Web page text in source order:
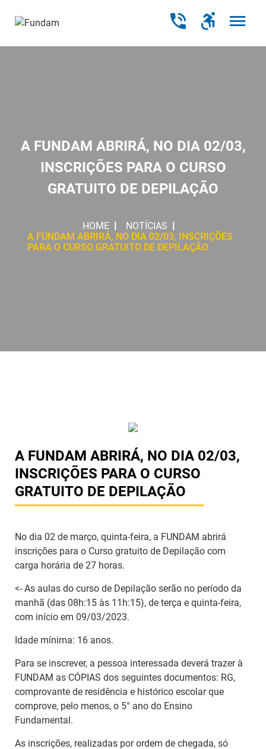
A FUNDAM ABRIRÁ, NO DIA 02/03,
INSCRIÇÕES PARA O CURSO
GRATUITO DE DEPILAÇÃO
HOME
NOTÍCIAS
A FUNDAM ABRIRÁ, NO DIA 02/03, INSCRIÇÕES
PARA O CURSO GRATUITO DE DEPILAÇÃO
A FUNDAM ABRIRÁ, NO DIA 02/03,
INSCRIÇÕES PARA O CURSO
GRATUITO DE DEPILAÇÃO
No dia 02 de março, quinta-feira, a FUNDAM abrirá
inscrições para o Curso gratuito de Depilação com
carga horária de 27 horas.
<- As aulas do curso de Depilação serão no período da
manhã (das 08h:15 às 11h:15), de terça e quinta-feira,
com início em 09/03/2023.
Idade mínima: 16 anos.
Para se inscrever, a pessoa interessada deverá trazer à
FUNDAM as CÓPIAS dos seguintes documentos: RG,
comprovante de residência e histórico escolar que
comprove, pelo menos, o 5° ano do Ensino
Fundamental.
As inscrições, realizadas por ordem de chegada, só